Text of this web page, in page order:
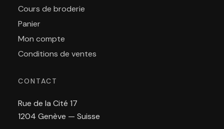
Cours de broderie
Panier
Mon compte
Conditions de ventes
CONTACT
Rue de la Cité 17
1204 Genève — Suisse